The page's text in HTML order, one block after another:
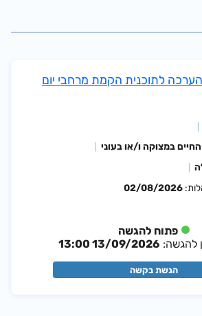
לתוכנית הקמת מרחבי יום
במצוקה ו/או בעוני
02/08/2026
פתוח להגשה
13/09/2026 13:00
הגשת בקשה